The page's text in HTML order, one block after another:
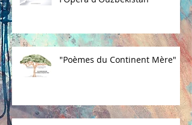
"Poèmes du Continent Mère"